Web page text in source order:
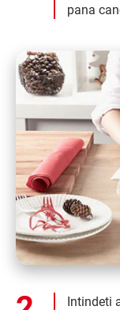
pana
Intindeti